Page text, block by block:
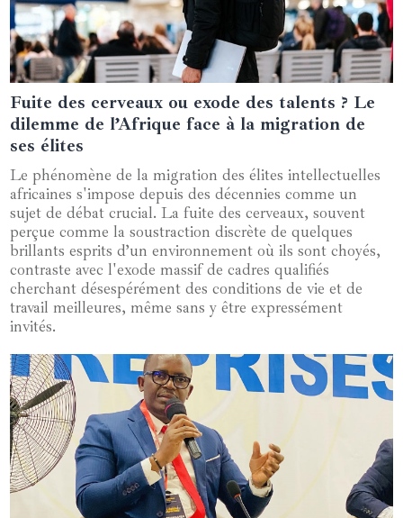
03 octobre 2024
Fuite des cerveaux ou exode des talents ? Le
dilemme de l’Afrique face à la migration de
ses élites
Le phénomène de la migration des élites intellectuelles
africaines s'impose depuis des décennies comme un
sujet de débat crucial. La fuite des cerveaux, souvent
perçue comme la soustraction discrète de quelques
brillants esprits d’un environnement où ils sont choyés,
contraste avec l'exode massif de cadres qualifiés
cherchant désespérément des conditions de vie et de
travail meilleures, même sans y être expressément
invités.